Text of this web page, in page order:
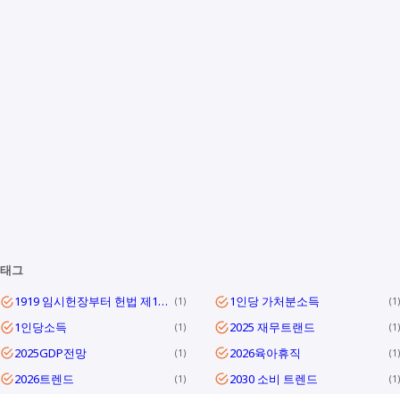
태그
1919 임시헌장부터 헌법 제1조까지
1 1인당 가처분소득 1
1인당소득 1 2025 재무트랜드 1
2025GDP전망 1 2026육아휴직 1
2026트렌드 1 2030 소비 트렌드 1